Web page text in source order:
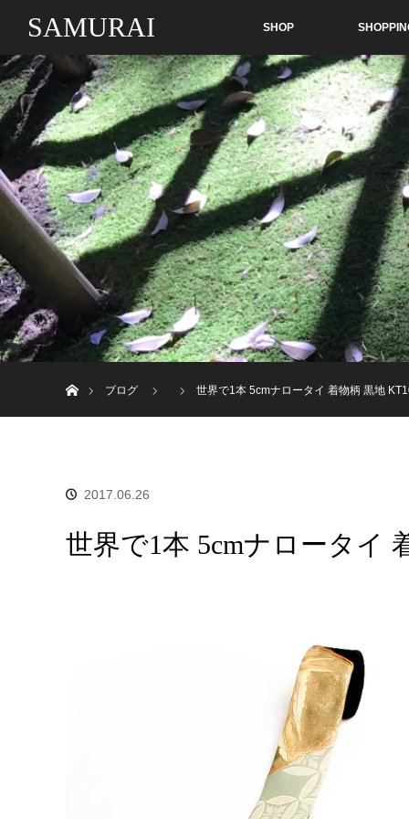
SAMURAI SHOP
ブログ
世界で1本 5cmナロータイ 着物柄 黒地
2017.06.26
世界で1本 5cmナロータイ